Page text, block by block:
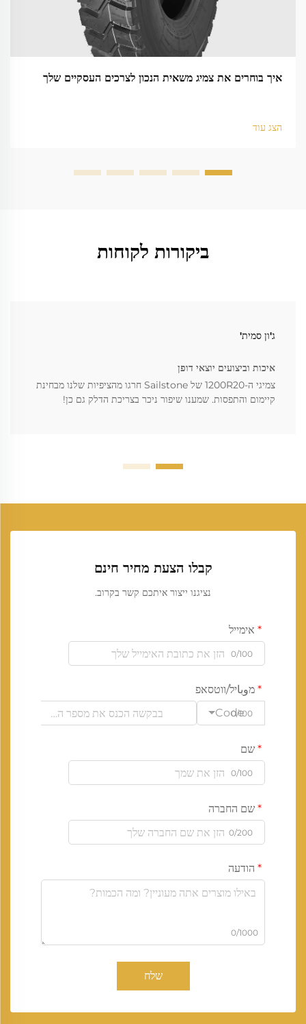
איך בוחרים את צמיג משאית הנכון לצרכים העסקיים שלך
הצג עוד
ביקורות לקוחות
ג'ון סמית'
איכות וביצועים יוצאי דופן
צמיגי ה-1200R20 של Sailstone חרגו מהציפיות שלנו מבחינת
קיימום והתפסות. שמענו שיפור ניכר בצריכת הדלק גם כן!
קבלו הצעת מחיר חינם
נציגנו ייצור איתכם קשר בקרוב.
אימייל
0/100
מوباיל/ווטסאפ
Code
0/100
שם
0/100
שם החברה
0/200
הודעה
0/1000
שלח